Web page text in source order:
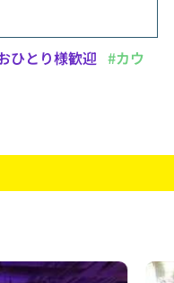
ひとり様歓迎 #カウ